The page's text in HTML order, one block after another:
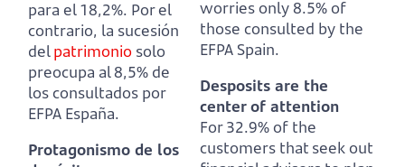
para el 18,2%. Por el
contrario, la sucesión
delpatrimonio solo
preocupa al 8,5% de
los consultados por
EFPA España.
Protagonismo de los
worries only 8.5% of
those consulted by the
EFPA Spain.
Desposits are the
center of attention
For 32.9% of the
customers that seek out